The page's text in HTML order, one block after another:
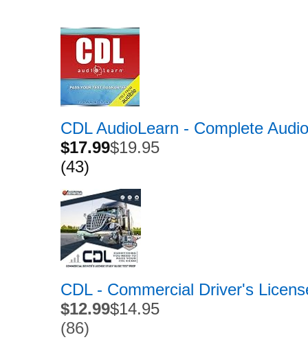
CDL AudioLearn - Complete
$17.99$19.95
(43)
CDL - Commercial Driver's
$12.99$14.95
(86)